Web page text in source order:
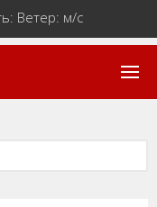
Ветер: м/с